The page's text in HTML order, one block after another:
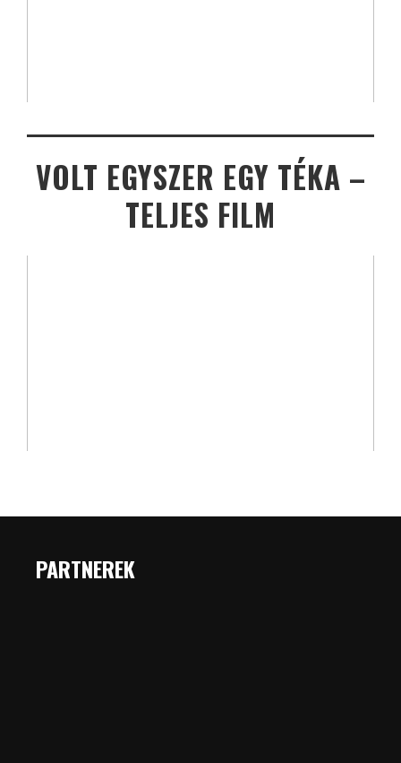
VOLT EGYSZER EGY TÉKA –
TELJES FILM
PARTNEREK